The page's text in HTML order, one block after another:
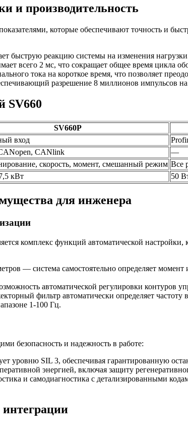
и производительность
которые обеспечивают точность и
быструю реакцию системы на изменения
всего 2 мс, что сокращает общее время цикла
тока на короткое время, что позволяет
разрешение 8 миллионов импульсов на
SV660
SV660P
вход
CANlink
—
скорость, момент, смешанный режим Все
кВт 50
для инженера
комплекс функций автоматической
— система самостоятельно определяет
автоматической регулировки контуров
фильтр автоматически определяет
1-100 Гц.
безопасность и надежность в работе:
уровню SIL 3, обеспечивая гарантированную
энергией, включая защиту
и самодиагностика с детализированными